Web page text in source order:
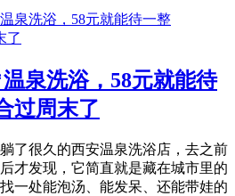
泉洗浴，58元就能待
过周末了
了很久的西安温泉洗浴店，去之前
才发现，它简直就是藏在城市里的
一处能泡汤、能发呆、还能带娃的